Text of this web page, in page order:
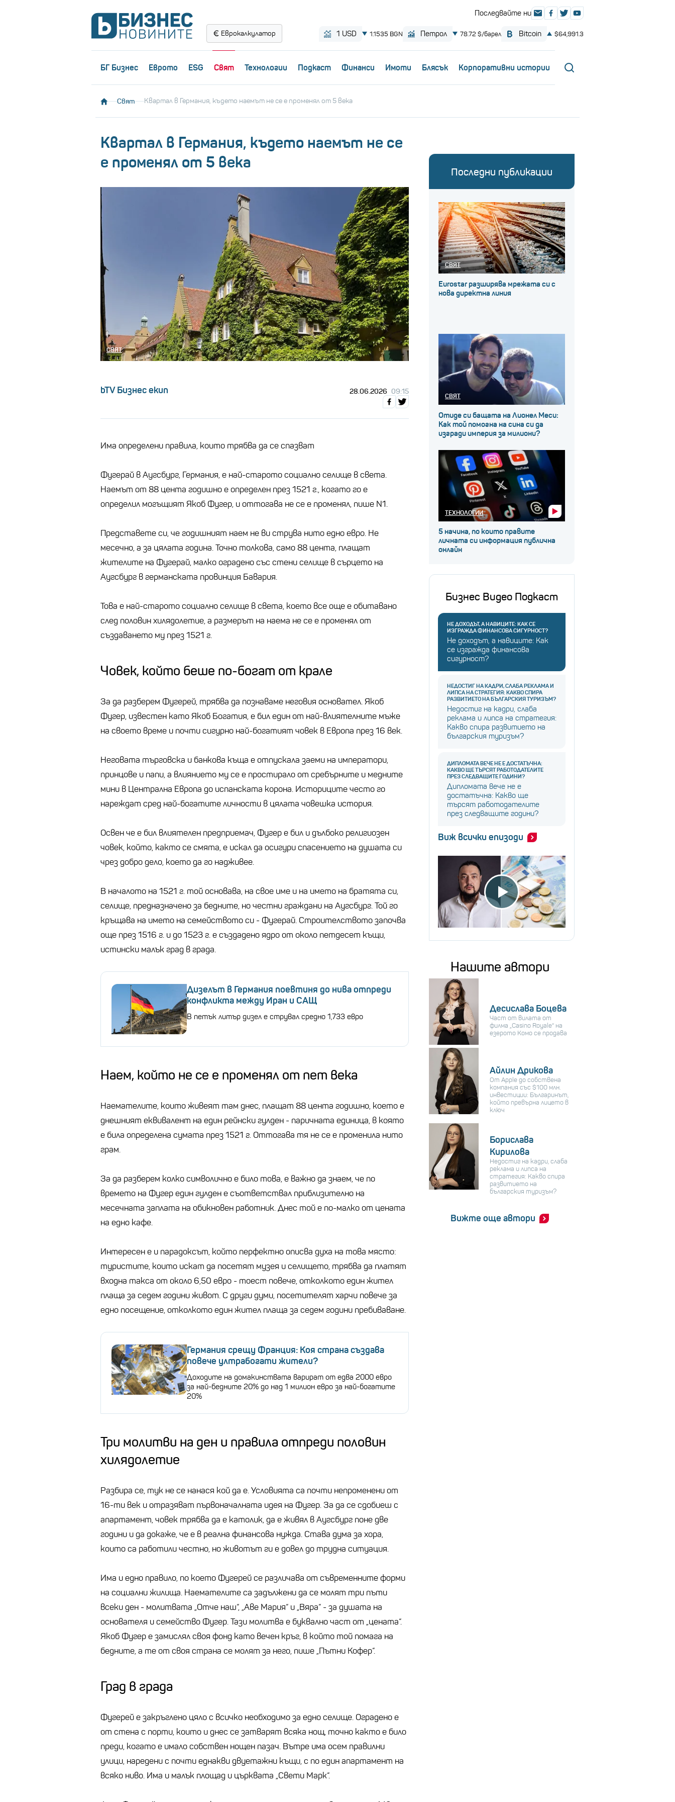
Еврокалкулатор
БГ Бизнес Еврото ESG Свят Технологии Пoдкаст Финанси Имоти Блясък Корпоративни истории
Свят Квартал в Германия, където наемът не се е променял от 5 века
Квартал в Германия, където наемът не се
е променял от 5 века
СВЯТ
bTV Бизнес екип 28.06.2026 09:15
Има определени правила, които трябва да се спазват
Фугерай в Аугсбург, Германия, е най-старото социално селище в света.
Наемът от 88 цента годишно е определен през 1521 г., когато го е
определил могъщият Якоб Фугер, и оттогава не се е променял, пише N1.
Представете си, че годишният наем не ви струва нито едно евро. Не
месечно, а за цялата година. Точно толкова, само 88 цента, плащат
жителите на Фугерай, малко оградено със стени селище в сърцето на
Аугсбург в германската провинция Бавария.
Това е най-старото социално селище в света, което все още е обитавано
след половин хилядолетие, а размерът на наема не се е променял от
създаването му през 1521 г.
Човек, който беше по-богат от крале
За да разберем Фугерей, трябва да познаваме неговия основател. Якоб
Фугер, известен като Якоб Богатия, е бил един от най-влиятелните мъже
на своето време и почти сигурно най-богатият човек в Европа през 16 век.
Неговата търговска и банкова къща е отпускала заеми на императори,
принцове и папи, а влиянието му се е простирало от сребърните и медните
мини в Централна Европа до испанската корона. Историците често го
нареждат сред най-богатите личности в цялата човешка история.
Освен че е бил влиятелен предприемач, Фугер е бил и дълбоко религиозен
човек, който, както се смята, е искал да осигури спасението на душата си
чрез добро дело, което да го надживее.
В началото на 1521 г. той основава, на свое име и на името на братята си,
селище, предназначено за бедните, но честни граждани на Аугсбург. Той го
кръщава на името на семейството си - Фугерай. Строителството започва
още през 1516 г. и до 1523 г. е създадено ядро ​​от около петдесет къщи,
истински малък град в града.
Дизелът в Германия поевтиня до нива отпреди
конфликта между Иран и САЩ
В петък литър дизел е струвал средно 1,733 евро
Наем, който не се е променял от пет века
Наемателите, които живеят там днес, плащат 88 цента годишно, което е
днешният еквивалент на един рейнски гулден - паричната единица, в която
е била определена сумата през 1521 г. Оттогава тя не се е променила нито
грам.
За да разберем колко символично е било това, е важно да знаем, че по
времето на Фугер един гулден е съответствал приблизително на
месечната заплата на обикновен работник. Днес той е по-малко от цената
на едно кафе.
Интересен е и парадоксът, който перфектно описва духа на това място:
туристите, които искат да посетят музея и селището, трябва да платят
входна такса от около 6,50 евро - тоест повече, отколкото един жител
плаща за седем години живот. С други думи, посетителят харчи повече за
едно посещение, отколкото един жител плаща за седем години пребиваване.
Германия срещу Франция: Коя страна създава
повече ултрабогати жители?
Доходите на домакинствата варират от едва 2000 евро
за най-бедните 20% до над 1 милион евро за най-богатите
20%
Три молитви на ден и правила отпреди половин
хилядолетие
Разбира се, тук не се нанася кой да е. Условията са почти непроменени от
16-ти век и отразяват първоначалната идея на Фугер. За да се сдобиеш с
апартамент, човек трябва да е католик, да е живял в Аугсбург поне две
години и да докаже, че е в реална финансова нужда. Става дума за хора,
които са работили честно, но животът ги е довел до трудна ситуация.
Има и едно правило, по което Фугерей се различава от съвременните форми
на социални жилища. Наемателите са задължени да се молят три пъти
всеки ден - молитвата „Отче наш“, „Аве Мария“ и „Вяра“ - за душата на
основателя и семейство Фугер. Тази молитва е буквално част от „цената“.
Якоб Фугер е замислял своя фонд като вечен кръг, в който той помага на
бедните, а те от своя страна се молят за него, пише „Пътни Кофер“.
Град в града
Фугерей е закръглено цяло с всичко необходимо за едно селище. Оградено е
от стена с порти, които и днес се затварят всяка нощ, точно както е било
преди, когато е имало собствен нощен пазач. Вътре има осем правилни
улици, наредени с почти еднакви двуетажни къщи, с по един апартамент на
всяко ниво. Има и малък площад и църквата „Свети Марк“.
Последни публикации
СВЯТ
Eurostar разширява мрежата си с
нова директна линия
СВЯТ
Отиде си бащата на Лионел Меси:
Как той помогна на сина си да
изгради империя за милиони?
ТЕХНОЛОГИИ
5 начина, по които правите
личната си информация публична
онлайн
Бизнес Видео Подкаст
НЕ ДОХОДЪТ, А НАВИЦИТЕ: КАК СЕ
ИЗГРАЖДА ФИНАНСОВА СИГУРНОСТ?
Не доходът, а навиците: Как
се изгражда финансова
сигурност?
НЕДОСТИГ НА КАДРИ, СЛАБА РЕКЛАМА И
ЛИПСА НА СТРАТЕГИЯ: КАКВО СПИРА
РАЗВИТИЕТО НА БЪЛГАРСКИЯ ТУРИЗЪМ?
Недостиг на кадри, слаба
реклама и липса на стратегия:
Какво спира развитието на
българския туризъм?
ДИПЛОМАТА ВЕЧЕ НЕ Е ДОСТАТЪЧНА:
КАКВО ЩЕ ТЪРСЯТ РАБОТОДАТЕЛИТЕ
ПРЕЗ СЛЕДВАЩИТЕ ГОДИНИ?
Дипломата вече не е
достатъчна: Какво ще
търсят работодателите
през следващите години?
Виж всички епизоди
Нашите автори
Десислава Боцева
Част от вилата от
филма „Casino Royale“ на
езерото Комо се продава
Айлин Дрикова
От Apple до собствена
компания със $100 млн.
инвестиции: Българинът,
който превърна лицето в
ключ
Борислава
Кирилова
Недостиг на кадри, слаба
реклама и липса на
стратегия: Какво спира
развитието на
българския туризъм?
Вижте още автори